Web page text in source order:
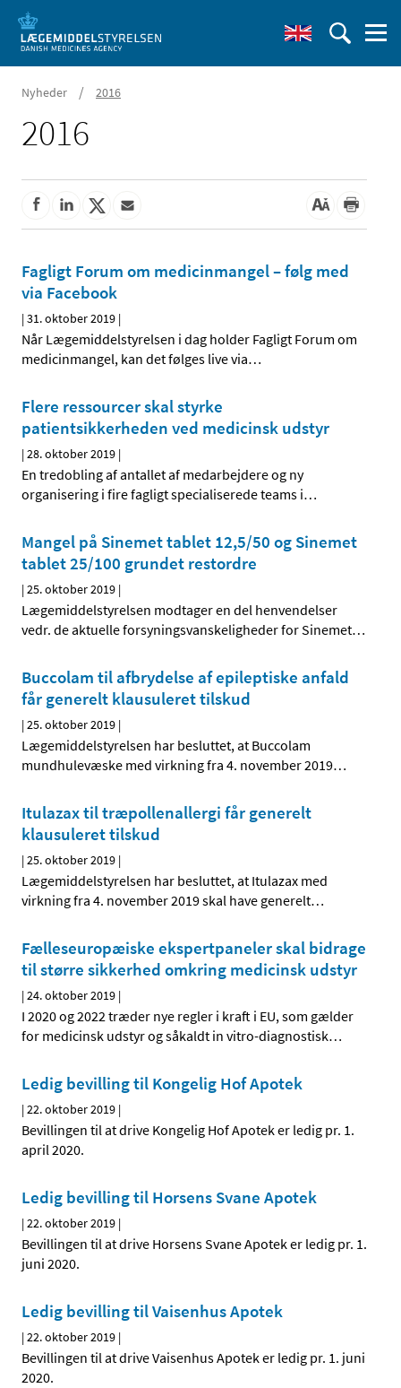
Nyheder / 2016
2016
Fagligt Forum om medicinmangel – følg med
via Facebook
|31. oktober 2019 |
Når Lægemiddelstyrelsen i dag holder Fagligt Forum om
medicinmangel, kan det følges live via…
Flere ressourcer skal styrke
patientsikkerheden ved medicinsk udstyr
|28. oktober 2019 |
En tredobling af antallet af medarbejdere og ny
organisering i fire fagligt specialiserede teams i…
Mangel på Sinemet tablet 12,5/50 og Sinemet
tablet 25/100 grundet restordre
|25. oktober 2019 |
Lægemiddelstyrelsen modtager en del henvendelser
vedr. de aktuelle forsyningsvanskeligheder for Sinemet…
Buccolam til afbrydelse af epileptiske anfald
får generelt klausuleret tilskud
|25. oktober 2019 |
Lægemiddelstyrelsen har besluttet, at Buccolam
mundhulevæske med virkning fra 4. november 2019…
Itulazax til træpollenallergi får generelt
klausuleret tilskud
|25. oktober 2019 |
Lægemiddelstyrelsen har besluttet, at Itulazax med
virkning fra 4. november 2019 skal have generelt…
Fælleseuropæiske ekspertpaneler skal bidrage
til større sikkerhed omkring medicinsk udstyr
|24. oktober 2019 |
I 2020 og 2022 træder nye regler i kraft i EU, som gælder
for medicinsk udstyr og såkaldt in vitro-diagnostisk…
Ledig bevilling til Kongelig Hof Apotek
|22. oktober 2019 |
Bevillingen til at drive Kongelig Hof Apotek er ledig pr. 1.
april 2020.
Ledig bevilling til Horsens Svane Apotek
|22. oktober 2019 |
Bevillingen til at drive Horsens Svane Apotek er ledig pr. 1.
juni 2020.
Ledig bevilling til Vaisenhus Apotek
|22. oktober 2019 |
Bevillingen til at drive Vaisenhus Apotek er ledig pr. 1. juni
2020.